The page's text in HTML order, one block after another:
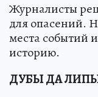
Журналисты
для опасений.
места событий
историю.
ДУБЫ ДА